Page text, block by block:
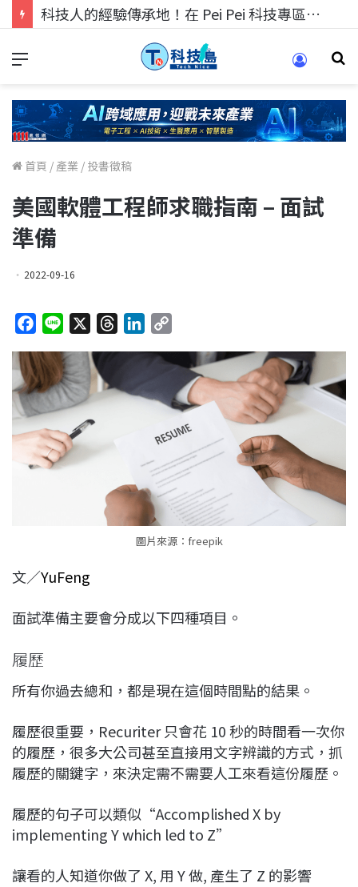
科技人的經驗傳承地！在 Pei Pei 科技專區，與學弟妹交流最硬核的技術
首頁 / 產業 / 投書徵稿
美國軟體工程師求職指南 – 面試
準備
2022-09-16
c
e
b
o
o
k
n
e
e
n
e
n
p
L
i
k
圖片來源：freepik
文／YuFeng
面試準備主要會分成以下四種項目。
履歷
所有你過去總和，都是現在這個時間點的結果。
履歷很重要，Recuriter 只會花 10 秒的時間看一次你
的履歷，很多大公司甚至直接用文字辨識的方式，抓
履歷的關鍵字，來決定需不需要人工來看這份履歷。
履歷的句子可以類似“Accomplished X by
implementing Y which led to Z”
讓看的人知道你做了 X, 用 Y 做, 產生了 Z 的影響